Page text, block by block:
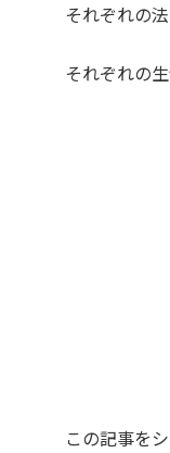
それぞれの
それぞれの
この記事を